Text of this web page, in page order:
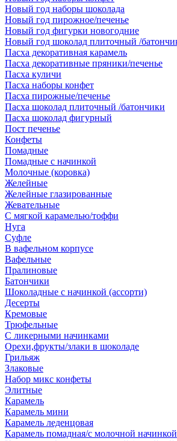
Новый год наборы шоколада
Новый год пирожное/печенье
Новый год фигурки новогодние
Новый год шоколад плиточный /
Пасха декоративная карамель
Пасха декоративные пряники/печенье
Пасха куличи
Пасха наборы конфет
Пасха пирожные/печенье
Пасха шоколад плиточный /батончики
Пасха шоколад фигурный
Пост печенье
Конфеты
Помадные
Помадные с начинкой
Молочные (коровка)
Желейные
Желейные глазированные
Жевательные
С мягкой карамелью/тоффи
Нуга
Суфле
В вафельном корпусе
Вафельные
Пралиновые
Батончики
Шоколадные с начинкой (ассорти)
Десерты
Кремовые
Трюфельные
С ликерными начинками
Орехи,фрукты/злаки в шоколаде
Грильяж
Злаковые
Набор микс конфеты
Элитные
Карамель
Карамель мини
Карамель леденцовая
Карамель помадная/с молочной начинкой